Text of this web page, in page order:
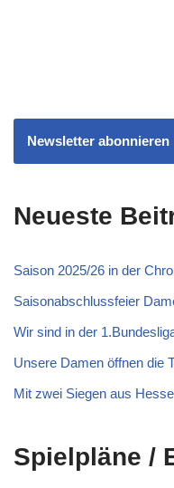
Newsletter abonnieren
Neueste
Saison 2025/26 in der
Saisonabschlussfeier
Wir sind in der
Unsere Damen öffnen die
Mit zwei Siegen aus
Spielpläne /